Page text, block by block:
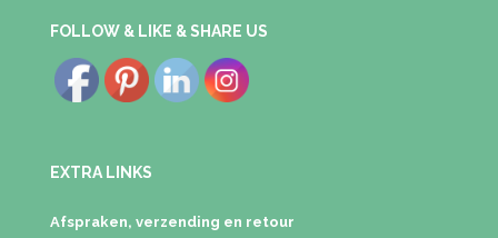
FOLLOW & LIKE & SHARE US
EXTRA LINKS
Afspraken, verzending en retour